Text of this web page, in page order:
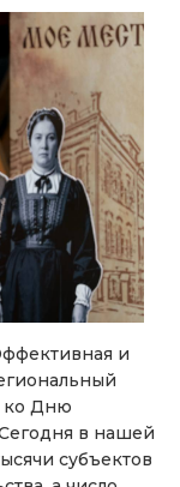
и
ко Дню
в нашей
субъектов